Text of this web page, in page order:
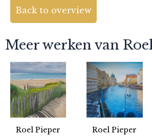
Back to overview
Meer werken van
Roel Pieper Roel Pieper